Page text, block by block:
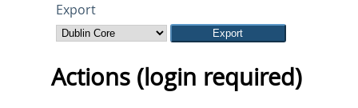
Export
Actions (login required)